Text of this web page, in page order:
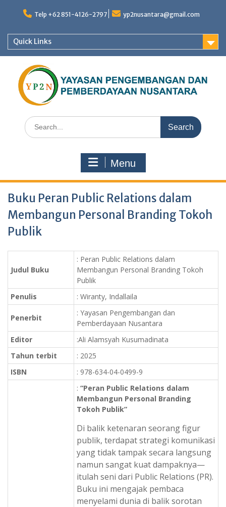
Telp +62 851-4126-2797 yp2nusantara@gmail.com
Quick Links
Search
for:
Menu
Buku Peran Public Relations dalam
Membangun Personal Branding Tokoh
Publik
Judul Buku
: Peran Public Relations dalam
Membangun Personal Branding Tokoh
Publik
Penulis
: Wiranty, Indallaila
Penerbit
: Yayasan Pengembangan dan
Pemberdayaan Nusantara
Editor
:Ali Alamsyah Kusumadinata
Tahun terbit
: 2025
ISBN
: 978-634-04-0499-9
: “Peran Public Relations dalam
Membangun Personal Branding
Tokoh Publik”
Di balik ketenaran seorang figur
publik, terdapat strategi komunikasi
yang tidak tampak secara langsung
namun sangat kuat dampaknya—
itulah seni dari Public Relations (PR).
Buku ini mengajak pembaca
menyelami dunia di balik sorotan